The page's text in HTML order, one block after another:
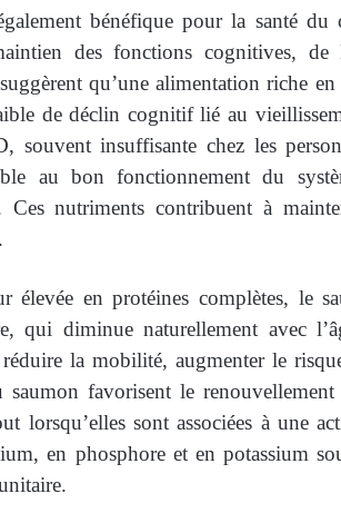
bénéfique pour la santé
des fonctions cognitives,
qu’une alimentation riche
de déclin cognitif lié au
souvent insuffisante chez les
au bon fonctionnement du
Ces nutriments contribuent à
élevée en protéines complètes, le
qui diminue naturellement avec
la mobilité, augmenter le
favorisent le
lorsqu’elles sont associées à une
en phosphore et en potassium